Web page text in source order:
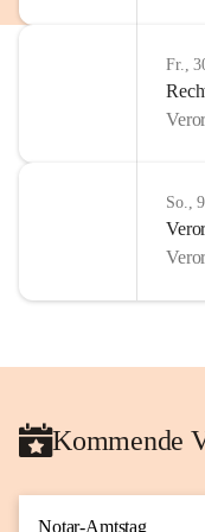
Fr.,
So.,
Kommende
Notar-Amtstag